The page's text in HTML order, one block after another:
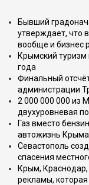
Бывший
утверждает, что
вообще и бизнес
Крымский
года
Финальный
администрации
2 000 000 000 из
двухуровневая
Газ вместо
автожизнь Крыма
Севастополь
спасения
Крым,
рекламы,